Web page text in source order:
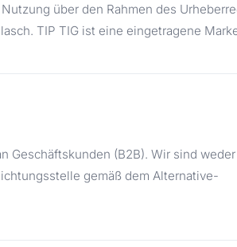
über den Rahmen des
TIP TIG ist eine eingetragene
Geschäftskunden (B2B). Wir sind
gemäß dem Alternative-